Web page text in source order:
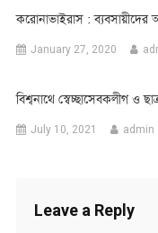
করোনাভাইরাস :
January 27, 2020
বিশ্বনাথে স্বেচ্ছাসেবকলীগ ও
July 10, 2021 admin
Leave a Reply